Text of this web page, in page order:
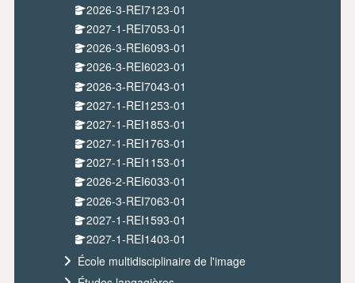
2026-3-REI7123-01
2027-1-REI7053-01
2026-3-REI6093-01
2026-3-REI6023-01
2026-3-REI7043-01
2027-1-REI1253-01
2027-1-REI1853-01
2027-1-REI1763-01
2027-1-REI1153-01
2026-2-REI6033-01
2026-3-REI7063-01
2027-1-REI1593-01
2027-1-REI1403-01
École multidisciplinaire de l'image